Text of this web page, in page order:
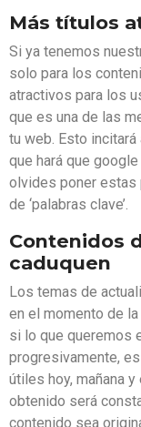
Más títulos
Si ya tenemos
solo para los
atractivos para los
que es una de las
tu web. Esto
que hará que
olvides poner estas
de ‘palabras clave’.
Contenidos
caduquen
Los temas de
en el momento de
si lo que queremos
progresivamente,
útiles hoy, mañana
obtenido será
contenido sea